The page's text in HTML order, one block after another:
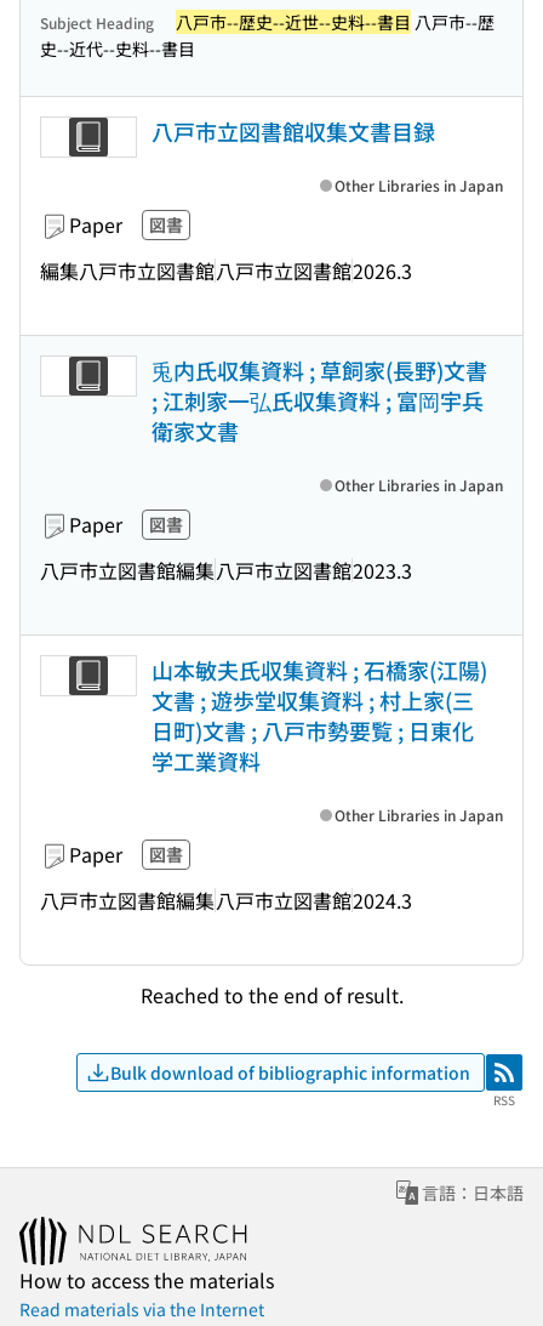
Subject Heading 八戸市--歴史--近世--史料--書目 八戸市--歴
史--近代--史料--書目
八戸市立図書館収集文書目録
Paper 図書
編集八戸市立図書館八戸市立図書館2026.3
Other Libraries in Japan
兎内氏収集資料 ; 草飼家(長野)文書
; 江刺家一弘氏収集資料 ; 富岡宇兵
衛家文書
Paper 図書
八戸市立図書館編集八戸市立図書館2023.3
Other Libraries in Japan
山本敏夫氏収集資料 ; 石橋家(江陽)
文書 ; 遊歩堂収集資料 ; 村上家(三
日町)文書 ; 八戸市勢要覧 ; 日東化
学工業資料
Paper 図書
八戸市立図書館編集八戸市立図書館2024.3
Other Libraries in Japan
Reached to the end of result.
Bulk download of bibliographic information RSS
RSS
言語：日本語
How to access the materials
Read materials via the Internet